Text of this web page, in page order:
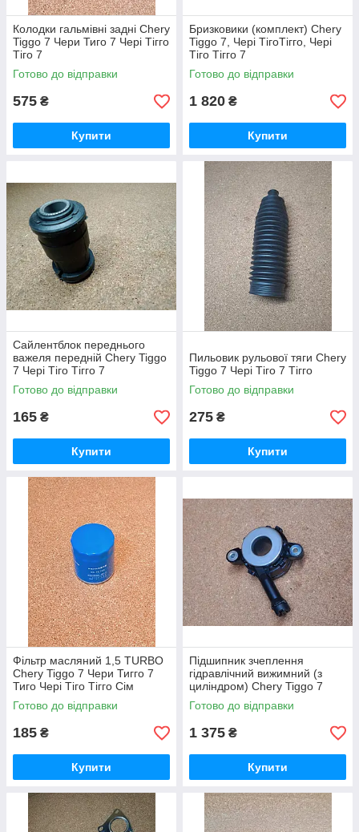
Колодки гальмівні задні Chery
Tiggo 7 Чери Тиго 7 Чері Тігго
Тіго 7
Готово до відправки
575 ₴
Купити
Бризковики (комплект) Chery
Tiggo 7, Чері ТігоТігго, Чері
Тіго Тігго 7
Готово до відправки
1 820 ₴
Купити
Сайлентблок переднього
важеля передній Chery Tiggo
7 Чері Тіго Тігго 7
Готово до відправки
165 ₴
Купити
Пильовик рульової тяги Chery
Tiggo 7 Чері Тіго 7 Тігго
Готово до відправки
275 ₴
Купити
Фільтр масляний 1,5 TURBO
Chery Tiggo 7 Чери Тигго 7
Тиго Чері Тіго Тігго Сім
Готово до відправки
185 ₴
Купити
Підшипник зчеплення
гідравлічний вижимний (з
циліндром) Chery Tiggo 7
(1.5) TURBO Чері Тіго Тігго 7
1,5
Готово до відправки
1 375 ₴
Купити